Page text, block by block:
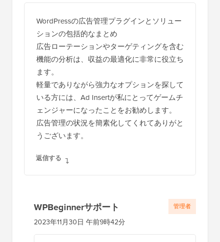
WordPressの広告管理プラグインとソリュー
ションの包括的なまとめ
広告ローテーションやターゲティングを含む
機能の分析は、収益の最適化に非常に役立ち
ます。
軽量でありながら強力なオプションを探して
いる方には、Ad Insertが私にとってゲームチ
ェンジャーになったことをお勧めします。
広告管理の状況を簡素化してくれてありがと
うございます。
返信する
WPBeginnerサポート
2023年11月30日 午前9時42分
管理者